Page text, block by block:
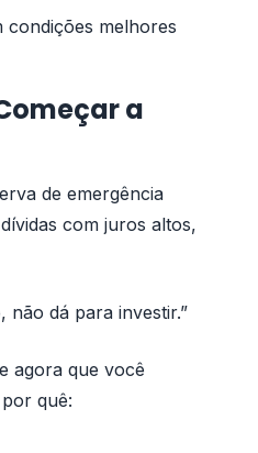
condições melhores
a
de emergência
com juros altos,
não dá para investir.”
agora que você
quê: